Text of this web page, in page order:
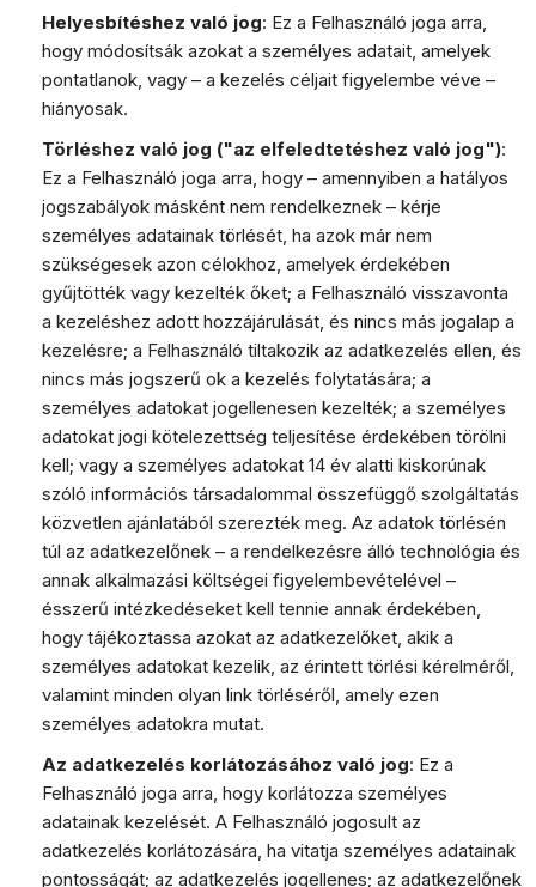
Helyesbítéshez való jog: Ez a Felhasználó joga arra,
hogy módosítsák azokat a személyes adatait, amelyek
pontatlanok, vagy – a kezelés céljait figyelembe véve –
hiányosak.
Törléshez való jog ("az elfeledtetéshez való jog"):
Ez a Felhasználó joga arra, hogy – amennyiben a hatályos
jogszabályok másként nem rendelkeznek – kérje
személyes adatainak törlését, ha azok már nem
szükségesek azon célokhoz, amelyek érdekében
gyűjtötték vagy kezelték őket; a Felhasználó visszavonta
a kezeléshez adott hozzájárulását, és nincs más jogalap a
kezelésre; a Felhasználó tiltakozik az adatkezelés ellen, és
nincs más jogszerű ok a kezelés folytatására; a
személyes adatokat jogellenesen kezelték; a személyes
adatokat jogi kötelezettség teljesítése érdekében törölni
kell; vagy a személyes adatokat 14 év alatti kiskorúnak
szóló információs társadalommal összefüggő szolgáltatás
közvetlen ajánlatából szerezték meg. Az adatok törlésén
túl az adatkezelőnek – a rendelkezésre álló technológia és
annak alkalmazási költségei figyelembevételével –
ésszerű intézkedéseket kell tennie annak érdekében,
hogy tájékoztassa azokat az adatkezelőket, akik a
személyes adatokat kezelik, az érintett törlési kérelméről,
valamint minden olyan link törléséről, amely ezen
személyes adatokra mutat.
Az adatkezelés korlátozásához való jog: Ez a
Felhasználó joga arra, hogy korlátozza személyes
adatainak kezelését. A Felhasználó jogosult az
adatkezelés korlátozására, ha vitatja személyes adatainak
pontosságát; az adatkezelés jogellenes; az adatkezelőnek